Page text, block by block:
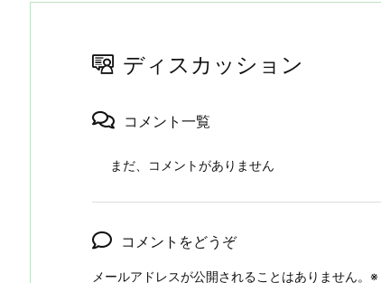
ディスカッション
コメント一覧
まだ、コメントがありません
コメントをどうぞ
メールアドレスが公開されることはありません。 ※